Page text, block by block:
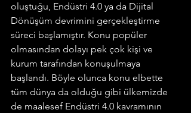
oluştuğu, Endüstri 4.0 ya da Dijital
Dönüşüm devrimini gerçekleştirme
süreci başlamıştır. Konu popüler
olmasından dolayı pek çok kişi ve
kurum tarafından konuşulmaya
başlandı. Böyle olunca konu elbette
tüm dünya da olduğu gibi ülkemizde
de maalesef Endüstri 4.0 kavramının